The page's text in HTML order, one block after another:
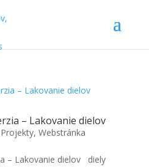
– Lakovanie dielov
Projekty, Webstránka
– Lakovanie dielov diely